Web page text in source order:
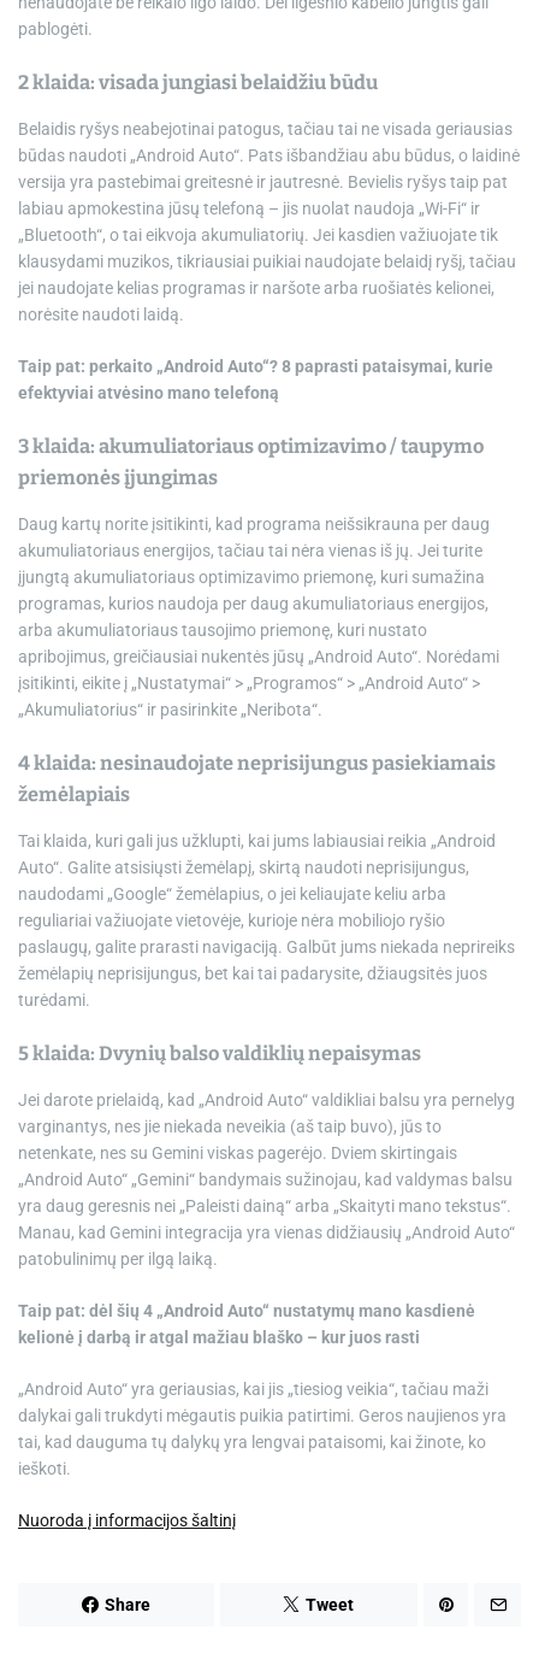
pablogėti.
2 klaida: visada jungiasi belaidžiu būdu
Belaidis ryšys neabejotinai patogus, tačiau tai ne visada geriausias
būdas naudoti „Android Auto“. Pats išbandžiau abu būdus, o laidinė
versija yra pastebimai greitesnė ir jautresnė. Bevielis ryšys taip pat
labiau apmokestina jūsų telefoną – jis nuolat naudoja „Wi-Fi“ ir
„Bluetooth“, o tai eikvoja akumuliatorių. Jei kasdien važiuojate tik
klausydami muzikos, tikriausiai puikiai naudojate belaidį ryšį, tačiau
jei naudojate kelias programas ir naršote arba ruošiatės kelionei,
norėsite naudoti laidą.
Taip pat: perkaito „Android Auto“? 8 paprasti pataisymai, kurie
efektyviai atvėsino mano telefoną
3 klaida: akumuliatoriaus optimizavimo / taupymo
priemonės įjungimas
Daug kartų norite įsitikinti, kad programa neišsikrauna per daug
akumuliatoriaus energijos, tačiau tai nėra vienas iš jų. Jei turite
įjungtą akumuliatoriaus optimizavimo priemonę, kuri sumažina
programas, kurios naudoja per daug akumuliatoriaus energijos,
arba akumuliatoriaus tausojimo priemonę, kuri nustato
apribojimus, greičiausiai nukentės jūsų „Android Auto“. Norėdami
įsitikinti, eikite į „Nustatymai“ > „Programos“ > „Android Auto“ >
„Akumuliatorius“ ir pasirinkite „Neribota“.
4 klaida: nesinaudojate neprisijungus pasiekiamais
žemėlapiais
Tai klaida, kuri gali jus užklupti, kai jums labiausiai reikia „Android
Auto“. Galite atsisiųsti žemėlapį, skirtą naudoti neprisijungus,
naudodami „Google“ žemėlapius, o jei keliaujate keliu arba
reguliariai važiuojate vietovėje, kurioje nėra mobiliojo ryšio
paslaugų, galite prarasti navigaciją. Galbūt jums niekada neprireiks
žemėlapių neprisijungus, bet kai tai padarysite, džiaugsitės juos
turėdami.
5 klaida: Dvynių balso valdiklių nepaisymas
Jei darote prielaidą, kad „Android Auto“ valdikliai balsu yra pernelyg
varginantys, nes jie niekada neveikia (aš taip buvo), jūs to
netenkate, nes su Gemini viskas pagerėjo. Dviem skirtingais
„Android Auto“ „Gemini“ bandymais sužinojau, kad valdymas balsu
yra daug geresnis nei „Paleisti dainą“ arba „Skaityti mano tekstus“.
Manau, kad Gemini integracija yra vienas didžiausių „Android Auto“
patobulinimų per ilgą laiką.
Taip pat: dėl šių 4 „Android Auto“ nustatymų mano kasdienė
kelionė į darbą ir atgal mažiau blaško – kur juos rasti
„Android Auto“ yra geriausias, kai jis „tiesiog veikia“, tačiau maži
dalykai gali trukdyti mėgautis puikia patirtimi. Geros naujienos yra
tai, kad dauguma tų dalykų yra lengvai pataisomi, kai žinote, ko
ieškoti.
Nuoroda į informacijos šaltinį
Share Tweet